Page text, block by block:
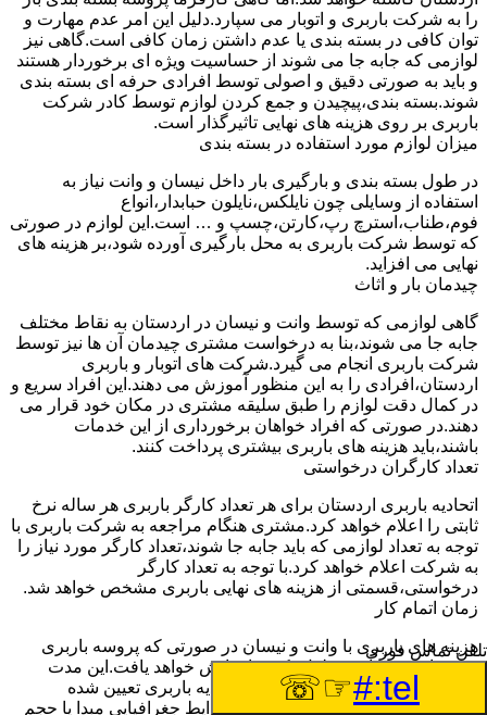
را به شرکت باربری و اتوبار می سپارد.دلیل این امر عدم مهارت و
توان کافی در بسته بندی یا عدم داشتن زمان کافی است.گاهی نیز
لوازمی که جابه جا می شوند از حساسیت ویژه ای برخوردار هستند
و باید به صورتی دقیق و اصولی توسط افرادی حرفه ای بسته بندی
شوند.بسته بندی،پیچیدن و جمع کردن لوازم توسط کادر شرکت
باربری بر روی هزینه های نهایی تاثیرگذار است.
میزان لوازم مورد استفاده در بسته بندی
در طول بسته بندی و بارگیری بار داخل نیسان و وانت نیاز به
استفاده از وسایلی چون نایلکس،نایلون حبابدار،انواع
فوم،طناب،استرچ رپ،کارتن،چسپ و … است.این لوازم در صورتی
که توسط شرکت باربری به محل بارگیری آورده شود،بر هزینه های
نهایی می افزاید.
چیدمان بار و اثاث
گاهی لوازمی که توسط وانت و نیسان در اردستان به نقاط مختلف
جابه جا می شوند،بنا به درخواست مشتری چیدمان آن ها نیز توسط
شرکت باربری انجام می گیرد.شرکت های اتوبار و باربری
اردستان،افرادی را به این منظور آموزش می دهند.این افراد سریع و
در کمال دقت لوازم را طبق سلیقه مشتری در مکان خود قرار می
دهند.در صورتی که افراد خواهان برخورداری از این خدمات
باشند،باید هزینه های باربری بیشتری پرداخت کنند.
تعداد کارگران درخواستی
اتحادیه باربری اردستان برای هر تعداد کارگر باربری هر ساله نرخ
ثابتی را اعلام خواهد کرد.مشتری هنگام مراجعه به شرکت باربری با
توجه به تعداد لوازمی که باید جابه جا شوند،تعداد کارگر مورد نیاز را
به شرکت اعلام خواهد کرد.با توجه به تعداد کارگر
درخواستی،قسمتی از هزینه های نهایی باربری مشخص خواهد شد.
زمان اتمام کار
هزینه های باربری با وانت و نیسان در صورتی که پروسه باربری
بیشتر از سه ساعت طول بکشد،افزایش خواهد یافت.این مدت
زمان به صورت استادندارد توسط اتحادیه باربری تعیین شده
است.عواملی مثل آب وهوا،ترافیک،شرایط جغرافیایی مبدا یا حجم
تلفن تماس فوری
tel:#
☞☏